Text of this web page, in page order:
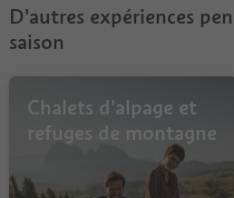
D'autres expériences
saison
Chalets d'alpage et
refuges de montagne